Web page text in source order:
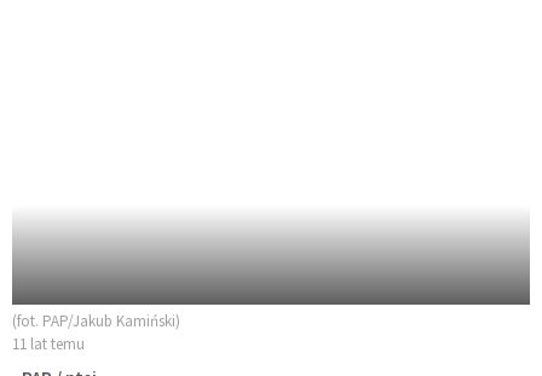
(fot. PAP/Jakub Kamiński)
11 lat temu